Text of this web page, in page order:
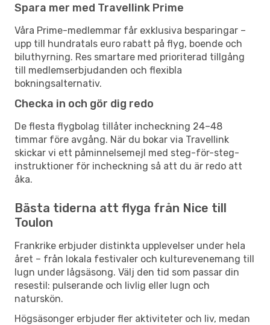
Spara mer med Travellink Prime
Våra Prime-medlemmar får exklusiva besparingar –
upp till hundratals euro rabatt på flyg, boende och
biluthyrning. Res smartare med prioriterad tillgång
till medlemserbjudanden och flexibla
bokningsalternativ.
Checka in och gör dig redo
De flesta flygbolag tillåter incheckning 24–48
timmar före avgång. När du bokar via Travellink
skickar vi ett påminnelsemejl med steg-för-steg-
instruktioner för incheckning så att du är redo att
åka.
Bästa tiderna att flyga från Nice till
Toulon
Frankrike erbjuder distinkta upplevelser under hela
året – från lokala festivaler och kulturevenemang till
lugn under lågsäsong. Välj den tid som passar din
resestil: pulserande och livlig eller lugn och
naturskön.
Högsäsonger erbjuder fler aktiviteter och liv, medan